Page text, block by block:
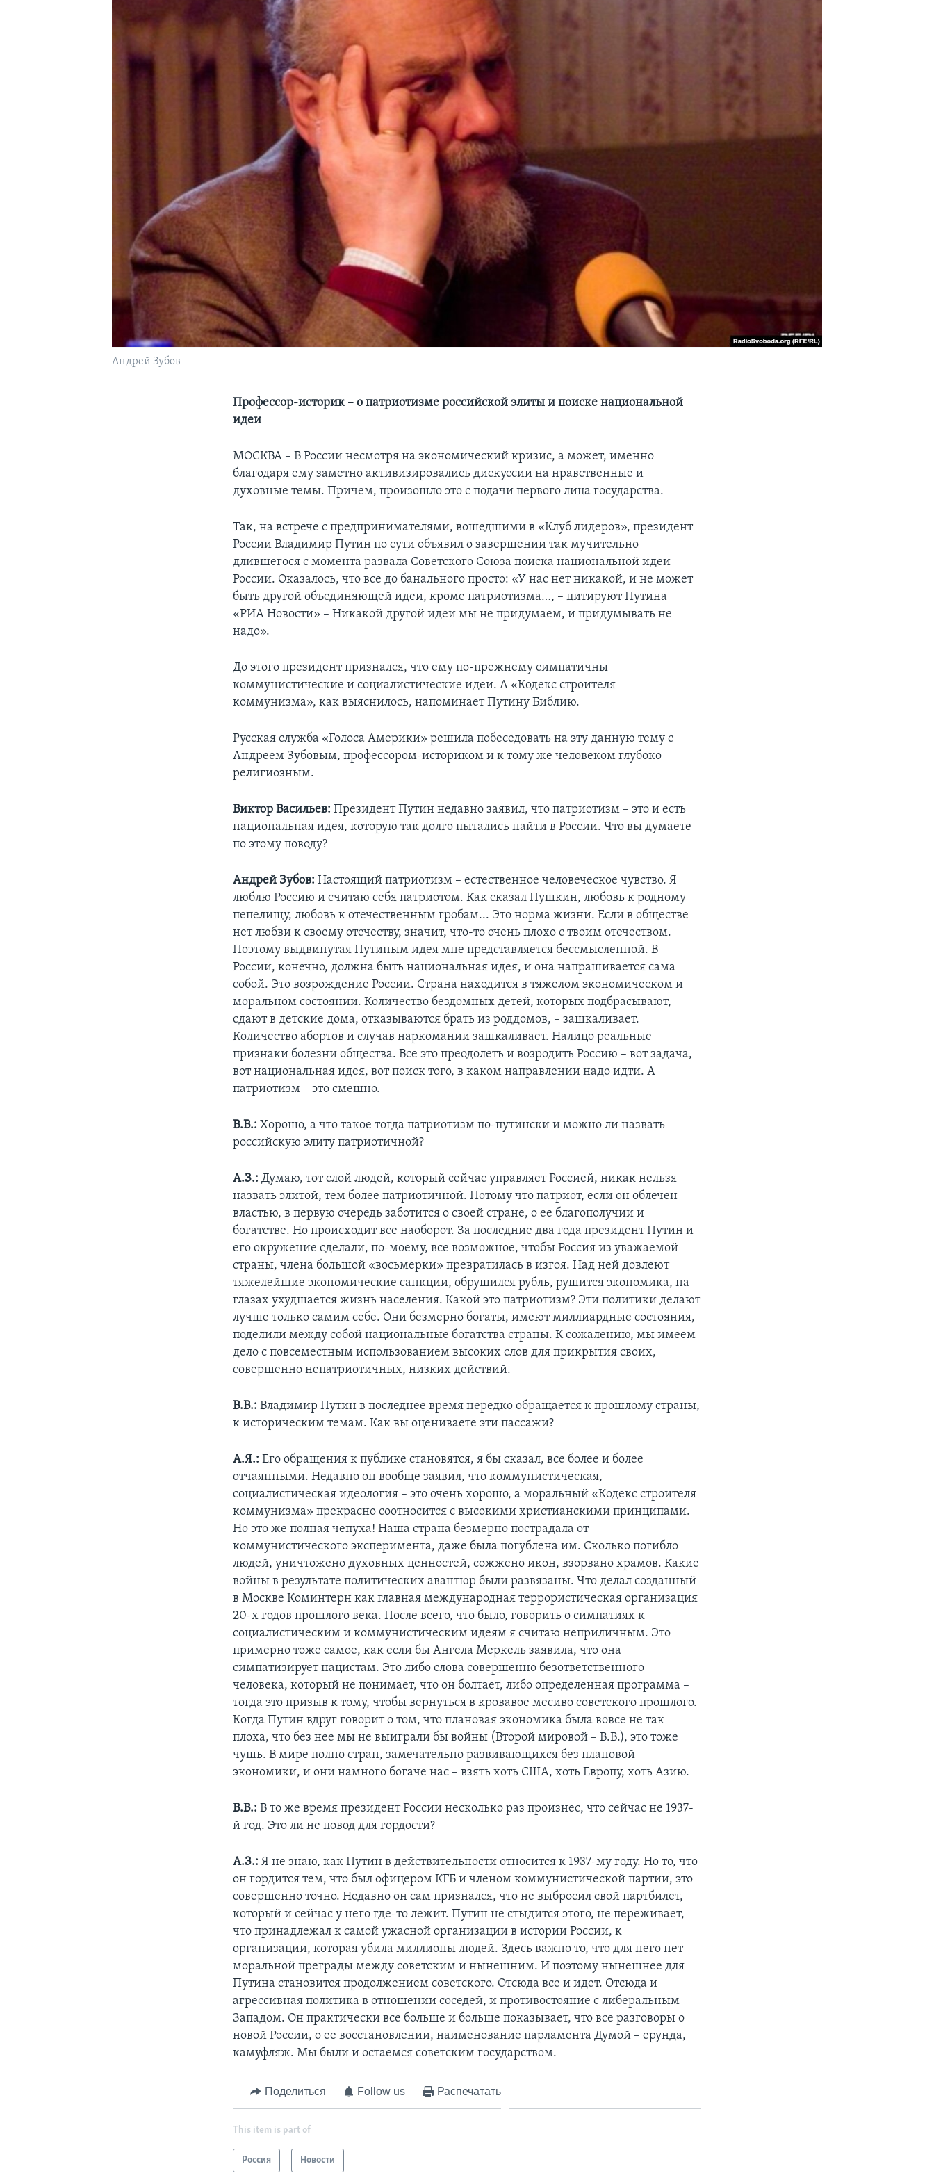
Андрей Зубов
Профессор-историк – о патриотизме российской элиты и поиске национальной
идеи
МОСКВА – В России несмотря на экономический кризис, а может, именно
благодаря ему заметно активизировались дискуссии на нравственные и
духовные темы. Причем, произошло это с подачи первого лица государства.
Так, на встрече с предпринимателями, вошедшими в «Клуб лидеров», президент
России Владимир Путин по сути объявил о завершении так мучительно
длившегося с момента развала Советского Союза поиска национальной идеи
России. Оказалось, что все до банального просто: «У нас нет никакой, и не может
быть другой объединяющей идеи, кроме патриотизма…, – цитируют Путина
«РИА Новости» – Никакой другой идеи мы не придумаем, и придумывать не
надо».
До этого президент признался, что ему по-прежнему симпатичны
коммунистические и социалистические идеи. А «Кодекс строителя
коммунизма», как выяснилось, напоминает Путину Библию.
Русская служба «Голоса Америки» решила побеседовать на эту данную тему с
Андреем Зубовым, профессором-историком и к тому же человеком глубоко
религиозным.
Виктор Васильев: Президент Путин недавно заявил, что патриотизм – это и есть
национальная идея, которую так долго пытались найти в России. Что вы думаете
по этому поводу?
Андрей Зубов: Настоящий патриотизм – естественное человеческое чувство. Я
люблю Россию и считаю себя патриотом. Как сказал Пушкин, любовь к родному
пепелищу, любовь к отечественным гробам... Это норма жизни. Если в обществе
нет любви к своему отечеству, значит, что-то очень плохо с твоим отечеством.
Поэтому выдвинутая Путиным идея мне представляется бессмысленной. В
России, конечно, должна быть национальная идея, и она напрашивается сама
собой. Это возрождение России. Страна находится в тяжелом экономическом и
моральном состоянии. Количество бездомных детей, которых подбрасывают,
сдают в детские дома, отказываются брать из роддомов, – зашкаливает.
Количество абортов и случав наркомании зашкаливает. Налицо реальные
признаки болезни общества. Все это преодолеть и возродить Россию – вот задача,
вот национальная идея, вот поиск того, в каком направлении надо идти. А
патриотизм – это смешно.
В.В.: Хорошо, а что такое тогда патриотизм по-путински и можно ли назвать
российскую элиту патриотичной?
А.З.: Думаю, тот слой людей, который сейчас управляет Россией, никак нельзя
назвать элитой, тем более патриотичной. Потому что патриот, если он облечен
властью, в первую очередь заботится о своей стране, о ее благополучии и
богатстве. Но происходит все наоборот. За последние два года президент Путин и
его окружение сделали, по-моему, все возможное, чтобы Россия из уважаемой
страны, члена большой «восьмерки» превратилась в изгоя. Над ней довлеют
тяжелейшие экономические санкции, обрушился рубль, рушится экономика, на
глазах ухудшается жизнь населения. Какой это патриотизм? Эти политики делают
лучше только самим себе. Они безмерно богаты, имеют миллиардные состояния,
поделили между собой национальные богатства страны. К сожалению, мы имеем
дело с повсеместным использованием высоких слов для прикрытия своих,
совершенно непатриотичных, низких действий.
В.В.: Владимир Путин в последнее время нередко обращается к прошлому страны,
к историческим темам. Как вы оцениваете эти пассажи?
А.Я.: Его обращения к публике становятся, я бы сказал, все более и более
отчаянными. Недавно он вообще заявил, что коммунистическая,
социалистическая идеология – это очень хорошо, а моральный «Кодекс строителя
коммунизма» прекрасно соотносится с высокими христианскими принципами.
Но это же полная чепуха! Наша страна безмерно пострадала от
коммунистического эксперимента, даже была погублена им. Сколько погибло
людей, уничтожено духовных ценностей, сожжено икон, взорвано храмов. Какие
войны в результате политических авантюр были развязаны. Что делал созданный
в Москве Коминтерн как главная международная террористическая организация
20-х годов прошлого века. После всего, что было, говорить о симпатиях к
социалистическим и коммунистическим идеям я считаю неприличным. Это
примерно тоже самое, как если бы Ангела Меркель заявила, что она
симпатизирует нацистам. Это либо слова совершенно безответственного
человека, который не понимает, что он болтает, либо определенная программа –
тогда это призыв к тому, чтобы вернуться в кровавое месиво советского прошлого.
Когда Путин вдруг говорит о том, что плановая экономика была вовсе не так
плоха, что без нее мы не выиграли бы войны (Второй мировой – В.В.), это тоже
чушь. В мире полно стран, замечательно развивающихся без плановой
экономики, и они намного богаче нас – взять хоть США, хоть Европу, хоть Азию.
В.В.: В то же время президент России несколько раз произнес, что сейчас не 1937-
й год. Это ли не повод для гордости?
А.З.: Я не знаю, как Путин в действительности относится к 1937-му году. Но то, что
он гордится тем, что был офицером КГБ и членом коммунистической партии, это
совершенно точно. Недавно он сам признался, что не выбросил свой партбилет,
который и сейчас у него где-то лежит. Путин не стыдится этого, не переживает,
что принадлежал к самой ужасной организации в истории России, к
организации, которая убила миллионы людей. Здесь важно то, что для него нет
моральной преграды между советским и нынешним. И поэтому нынешнее для
Путина становится продолжением советского. Отсюда все и идет. Отсюда и
агрессивная политика в отношении соседей, и противостояние с либеральным
Западом. Он практически все больше и больше показывает, что все разговоры о
новой России, о ее восстановлении, наименование парламента Думой – ерунда,
камуфляж. Мы были и остаемся советским государством.
Поделиться Follow us Распечатать
This item is part of
Россия Новости